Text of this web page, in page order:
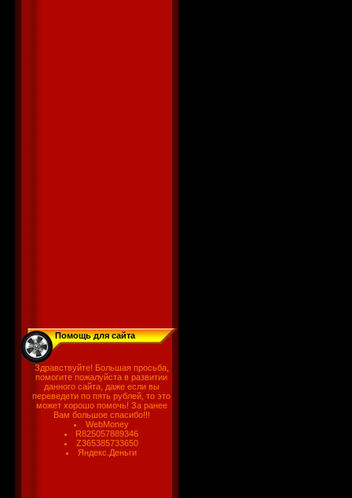
Помощь для сайта
Здравствуйте! Большая просьба,
помогите пожалуйста в развитии
данного сайта, даже если вы
переведети по пять рублей, то это
может хорошо помочь! За ранее
Вам большое спасибо!!!
WebMoney
R825057889346
Z365385733650
Яндекс.Деньги